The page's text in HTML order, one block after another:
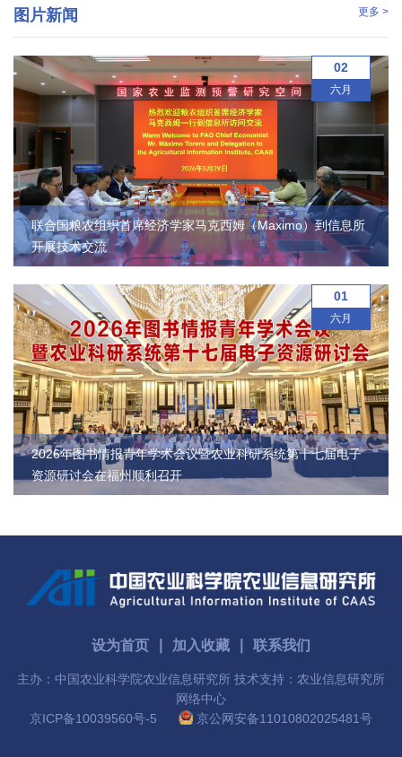
馆
技
期
刊
党
群
园
地
图片新闻 更多 >
联合国粮农组织首席经济学家马克西姆（Maximo）到信息所
开展技术交流
02
六月
2026年图书情报青年学术会议暨农业科研系统第十七届电子
资源研讨会在福州顺利召开
01
六月
设为首页 加入收藏 联系我们
主办：中国农业科学院农业信息研究所 技术支持：农业信息研究所
网络中心
京ICP备10039560号-5
京公网安备11010802025481号